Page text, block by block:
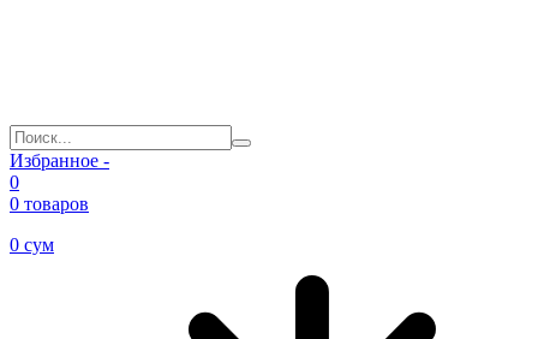
Избранное -
0
0 товаров
0 сум